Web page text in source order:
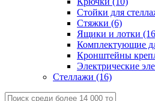
Стойки для
Стяжки (6)
Ящики и лотки
Комплектующие
Кронштейны
Электрические
Стеллажи (16)